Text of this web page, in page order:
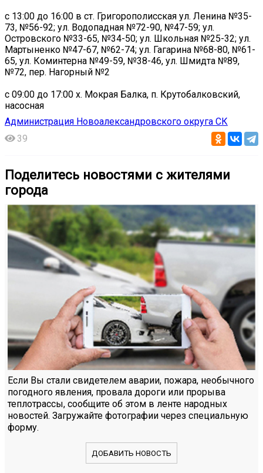
с 13:00 до 16:00 в ст. Григорополисская ул. Ленина №35-
73, №56-92; ул. Водопадная №72-90, №47-59; ул.
Островского №33-65, №34-50; ул. Школьная №25-32; ул.
Мартыненко №47-67, №62-74; ул. Гагарина №68-80, №61-
65, ул. Коминтерна №49-59, №38-46, ул. Шмидта №89,
№72, пер. Нагорный №2
с 09:00 до 17:00 х. Мокрая Балка, п. Крутобалковский,
насосная
Администрация Новоалександровского округа СК
39
Поделитесь новостями с жителями
города
Если Вы стали свидетелем аварии, пожара, необычного
погодного явления, провала дороги или прорыва
теплотрассы, сообщите об этом в ленте народных
новостей. Загружайте фотографии через специальную
форму.
ДОБАВИТЬ НОВОСТЬ